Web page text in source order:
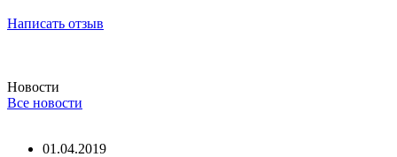
Написать отзыв
Новости
Все новости
01.04.2019